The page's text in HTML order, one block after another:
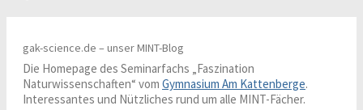
gak-science.de – unser MINT-Blog
Die Homepage des Seminarfachs „Faszination
Naturwissenschaften“ vom Gymnasium Am Kattenberge.
Interessantes und Nützliches rund um alle MINT-Fächer.